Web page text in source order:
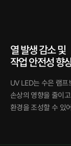
열 발생 감소 및
작업 안전성 향
UV LED는 수은 램프
손상의 영향을 줄이
환경을 조성할 수 있